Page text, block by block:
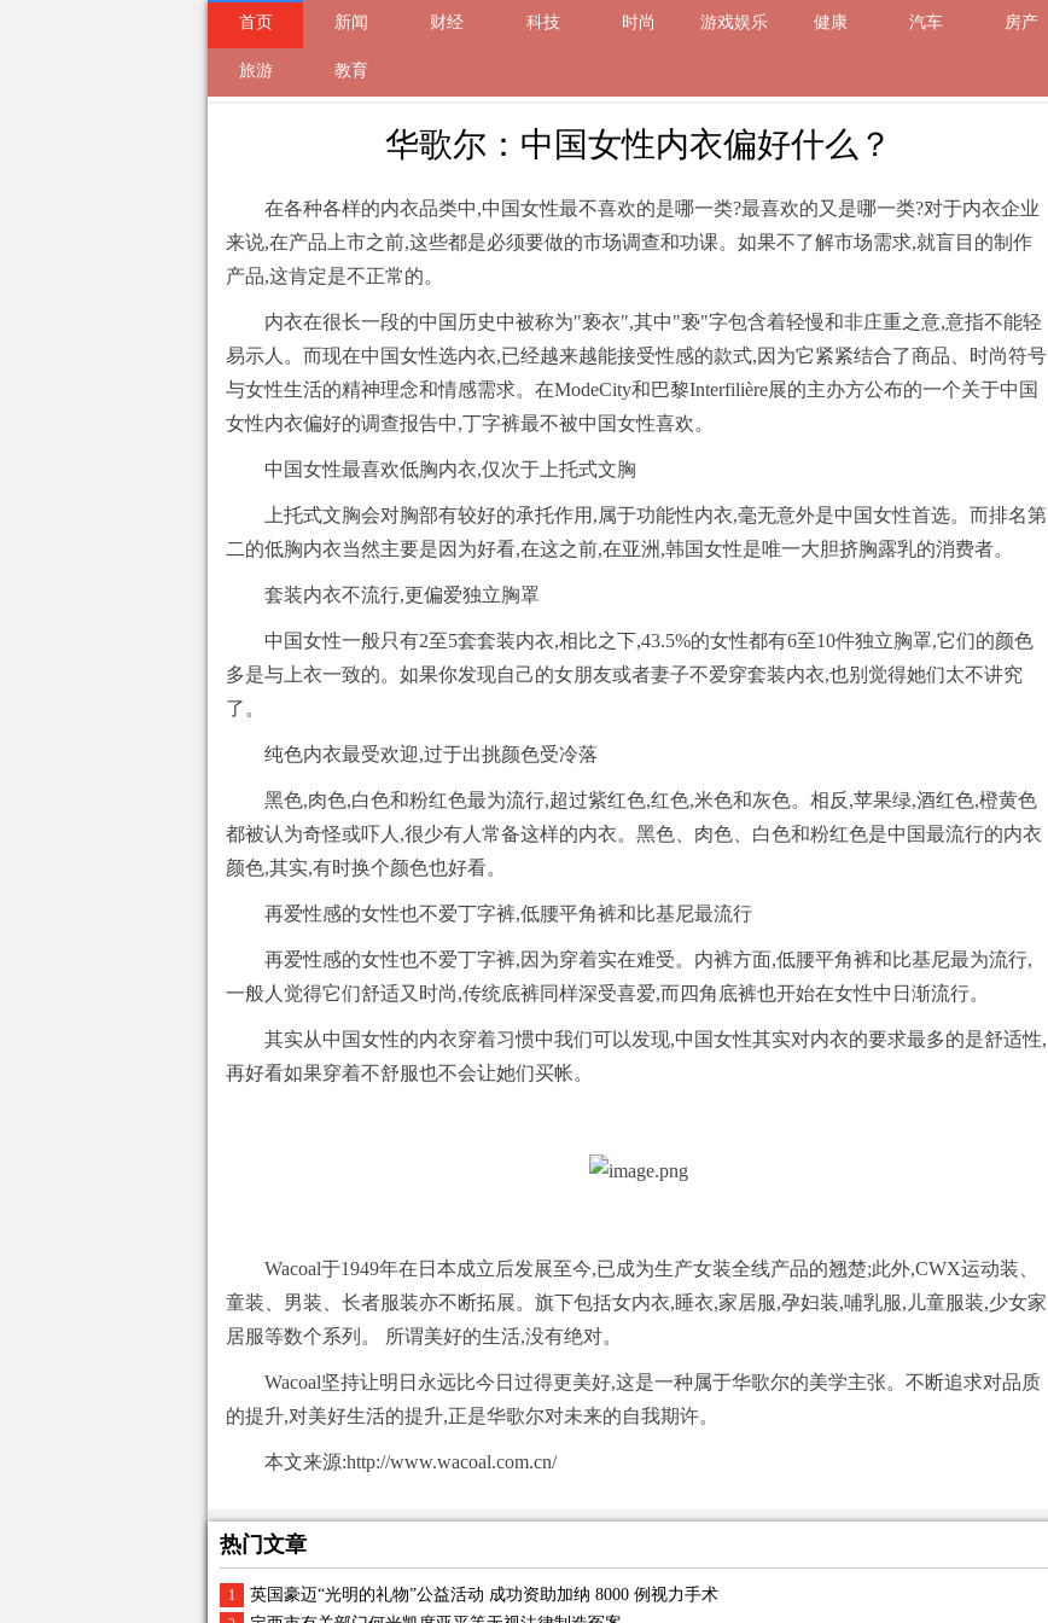
首页 新闻 财经 科技 时尚 游戏娱乐 健康 汽车 房产
旅游 教育
来自 2019-11-11 13:32 的文章
华歌尔：中国女性内衣偏好什么？
在各种各样的内衣品类中,中国女性最不喜欢的是哪一类?最喜欢的又是哪一类?对于内衣企业
来说,在产品上市之前,这些都是必须要做的市场调查和功课。如果不了解市场需求,就盲目的制作
产品,这肯定是不正常的。
内衣在很长一段的中国历史中被称为"亵衣",其中"亵"字包含着轻慢和非庄重之意,意指不能轻
易示人。而现在中国女性选内衣,已经越来越能接受性感的款式,因为它紧紧结合了商品、时尚符号
与女性生活的精神理念和情感需求。在ModeCity和巴黎Interfilière展的主办方公布的一个关于中国
女性内衣偏好的调查报告中,丁字裤最不被中国女性喜欢。
中国女性最喜欢低胸内衣,仅次于上托式文胸
上托式文胸会对胸部有较好的承托作用,属于功能性内衣,毫无意外是中国女性首选。而排名第
二的低胸内衣当然主要是因为好看,在这之前,在亚洲,韩国女性是唯一大胆挤胸露乳的消费者。
套装内衣不流行,更偏爱独立胸罩
中国女性一般只有2至5套套装内衣,相比之下,43.5%的女性都有6至10件独立胸罩,它们的颜色
多是与上衣一致的。如果你发现自己的女朋友或者妻子不爱穿套装内衣,也别觉得她们太不讲究
了。
纯色内衣最受欢迎,过于出挑颜色受冷落
黑色,肉色,白色和粉红色最为流行,超过紫红色,红色,米色和灰色。相反,苹果绿,酒红色,橙黄色
都被认为奇怪或吓人,很少有人常备这样的内衣。黑色、肉色、白色和粉红色是中国最流行的内衣
颜色,其实,有时换个颜色也好看。
再爱性感的女性也不爱丁字裤,低腰平角裤和比基尼最流行
再爱性感的女性也不爱丁字裤,因为穿着实在难受。内裤方面,低腰平角裤和比基尼最为流行,
一般人觉得它们舒适又时尚,传统底裤同样深受喜爱,而四角底裤也开始在女性中日渐流行。
其实从中国女性的内衣穿着习惯中我们可以发现,中国女性其实对内衣的要求最多的是舒适性,
再好看如果穿着不舒服也不会让她们买帐。
Wacoal于1949年在日本成立后发展至今,已成为生产女装全线产品的翘楚;此外,CWX运动装、
童装、男装、长者服装亦不断拓展。旗下包括女内衣,睡衣,家居服,孕妇装,哺乳服,儿童服装,少女家
居服等数个系列。 所谓美好的生活,没有绝对。
Wacoal坚持让明日永远比今日过得更美好,这是一种属于华歌尔的美学主张。不断追求对品质
的提升,对美好生活的提升,正是华歌尔对未来的自我期许。
本文来源:http://www.wacoal.com.cn/
热门文章
1 英国豪迈“光明的礼物”公益活动 成功资助加纳 8000 例视力手术